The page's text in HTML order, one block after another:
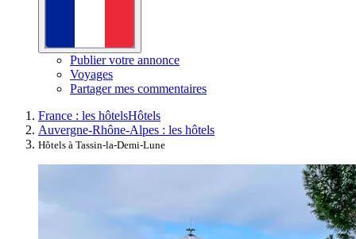
Publier votre annonce
Voyages
Partager mes commentaires
France : les hôtelsHôtels
Auvergne-Rhône-Alpes : les hôtels
Hôtels à Tassin-la-Demi-Lune